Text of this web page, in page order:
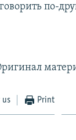
по-
us Print